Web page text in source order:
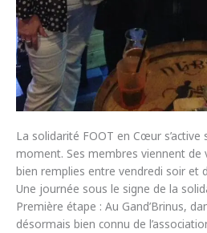
La solidarité FOOT en Cœur
moment. Ses membres viennent de
bien remplies entre vendredi soir et
Une journée sous le signe de la
Première étape : Au Gand’Brinus,
désormais bien connu de